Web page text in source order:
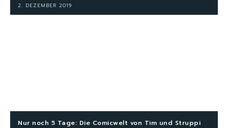
2. DEZEMBER 2019
Nur noch 5 Tage: Die Comicwelt von Tim und Struppi